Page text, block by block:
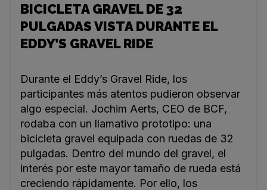
BICICLETA GRAVEL DE 32
PULGADAS VISTA DURANTE EL
EDDY’S GRAVEL RIDE
Durante el Eddy’s Gravel Ride, los
participantes más atentos pudieron observar
algo especial. Jochim Aerts, CEO de BCF,
rodaba con un llamativo prototipo: una
bicicleta gravel equipada con ruedas de 32
pulgadas. Dentro del mundo del gravel, el
interés por este mayor tamaño de rueda está
creciendo rápidamente. Por ello, los